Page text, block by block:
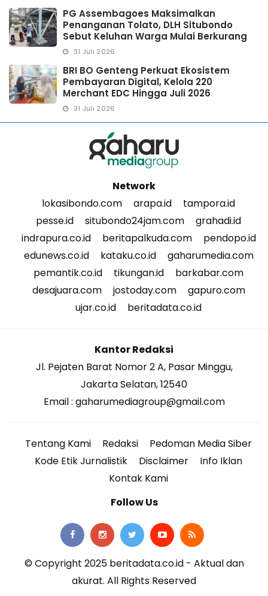
PG Assembagoes Maksimalkan
Penanganan Tolato, DLH Situbondo
Sebut Keluhan Warga Mulai Berkurang
31 Juli 2026
BRI BO Genteng Perkuat Ekosistem
Pembayaran Digital, Kelola 220
Merchant EDC Hingga Juli 2026
31 Juli 2026
Network
lokasibondo.com
arapa.id
tampora.id
pesse.id
situbondo24jam.com
grahadi.id
indrapura.co.id
beritapalkuda.com
pendopo.id
edunews.co.id
kataku.co.id
gaharumedia.com
pemantik.co.id
tikungan.id
barkabar.com
desajuara.com
jostoday.com
gapuro.com
ujar.co.id
beritadata.co.id
Kantor Redaksi
Jl. Pejaten Barat Nomor 2 A, Pasar Minggu,
Jakarta Selatan, 12540
Email : gaharumediagroup@gmail.com
Tentang Kami Redaksi
Pedoman Media Siber
Kode Etik Jurnalistik
Disclaimer
Info Iklan
Kontak Kami
Follow Us
© Copyright 2025 beritadata.co.id - Aktual dan
akurat. All Rights Reserved